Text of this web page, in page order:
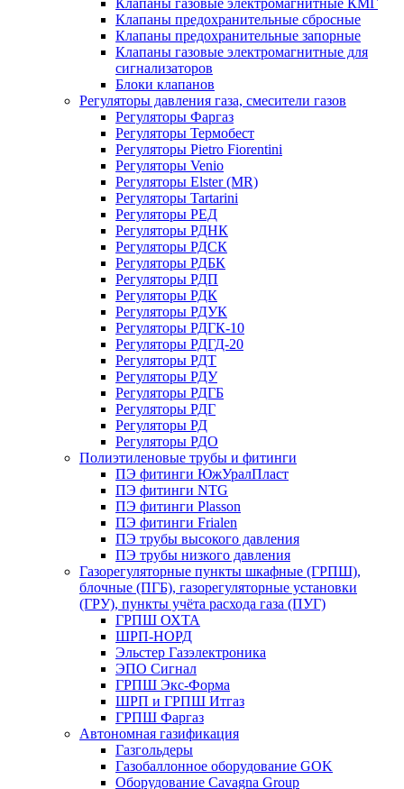
Клапаны газовые электромагнитные КМГ
Клапаны предохранительные сбросные
Клапаны предохранительные запорные
Клапаны газовые электромагнитные для
сигнализаторов
Блоки клапанов
Регуляторы давления газа, смесители газов
Регуляторы Фаргаз
Регуляторы Термобест
Регуляторы Pietro Fiorentini
Регуляторы Venio
Регуляторы Elster (MR)
Регуляторы Tartarini
Регуляторы РЕД
Регуляторы РДНК
Регуляторы РДСК
Регуляторы РДБК
Регуляторы РДП
Регуляторы РДК
Регуляторы РДУК
Регуляторы РДГК-10
Регуляторы РДГД-20
Регуляторы РДТ
Регуляторы РДУ
Регуляторы РДГБ
Регуляторы РДГ
Регуляторы РД
Регуляторы РДО
Полиэтиленовые трубы и фитинги
ПЭ фитинги ЮжУралПласт
ПЭ фитинги NTG
ПЭ фитинги Plasson
ПЭ фитинги Frialen
ПЭ трубы высокого давления
ПЭ трубы низкого давления
Газорегуляторные пункты шкафные (ГРПШ),
блочные (ПГБ), газорегуляторные установки
(ГРУ), пункты учёта расхода газа (ПУГ)
ГРПШ ОХТА
ШРП-НОРД
Эльстер Газэлектроника
ЭПО Сигнал
ГРПШ Экс-Форма
ШРП и ГРПШ Итгаз
ГРПШ Фаргаз
Автономная газификация
Газгольдеры
Газобаллонное оборудование GOK
Оборудование Cavagna Group